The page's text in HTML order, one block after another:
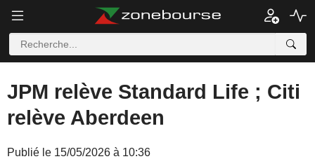
JPM relève Standard Life ; Citi
relève Aberdeen
Publié le 15/05/2026 à 10:36